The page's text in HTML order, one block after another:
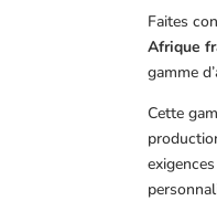
Faites
Afrique
gamme
Cette